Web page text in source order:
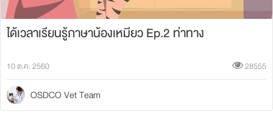
ได้เวลาเรียนรู้ภาษาน้องเหมียว Ep.2 ท่าทาง
28555
10 ต.ค. 2560
OSDCO Vet Team